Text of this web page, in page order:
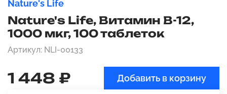
Nature's Life
Nature's Life, Витамин B-12,
1000 мкг, 100 таблеток
Артикул: NLI-00133
1 448 ₽ Добавить в корзину